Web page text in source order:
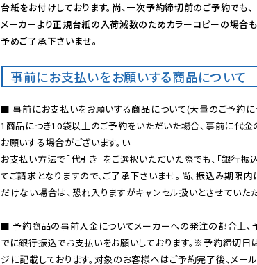
台紙をお付けしております。尚、一次予約締切前のご予約でも、
メーカーより正規台紙の入荷減数のためカラーコピーの場合も
予めご了承下さいませ。
事前にお支払いをお願いする商品について
■ 事前にお支払いをお願いする商品について(大量のご予約に
1商品につき10袋以上のご予約をいただいた場合、事前に代金
お願いする場合がございます。い
お支払い方法で「代引き」をご選択いただいた際でも、「銀行振
てご請求となりますので、ご了承下さいませ。尚、振込み期限
だけない場合は、恐れ入りますがキャンセル扱いとさせていただ
■ 予約商品の事前入金についてメーカーへの発注の都合上、
でに銀行振込でお支払いをお願いしております。※予約締切日
ジに記載しております。対象のお客様へはご予約完了後、メー